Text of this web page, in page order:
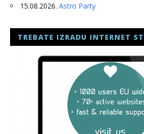
15.08.2026. Astro Party
TREBATE IZRADU INTERNET